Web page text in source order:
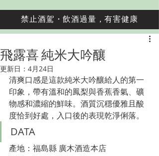
禁止酒駕・飲酒過量，有害健康
飛露喜 純米大吟釀
更新日： 4月24日
清爽口感是這款純米大吟釀給人的第一
印象，帶有溫和的鳳梨與香蕉香氣、 礦
物感和濃縮的鮮味。酒質沉穩優雅且酸
度恰到好處，入口後的表現乾淨俐落。
DATA
產地：福島縣 廣木酒造本店